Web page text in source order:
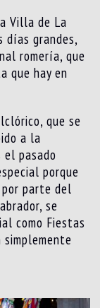
Villa de La
días grandes,
romería, que
que hay en
que se
a la
pasado
porque
parte del
se
como Fiestas